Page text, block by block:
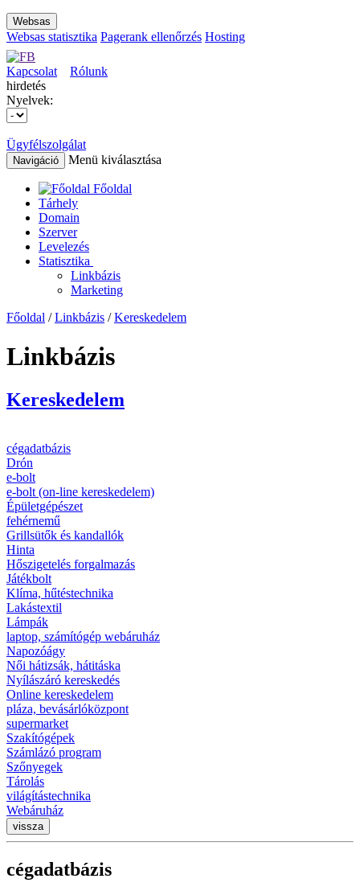
Websas
Websas statisztika Pagerank ellenőrzés Hosting
Kapcsolat
Rólunk
hirdetés
Nyelvek:
Ügyfélszolgálat
Navigáció Menü kiválasztása
Főoldal
Tárhely
Domain
Szerver
Levelezés
Statisztika
Linkbázis
Marketing
Főoldal /Linkbázis /Kereskedelem
Linkbázis
Kereskedelem
cégadatbázis
Drón
e-bolt
e-bolt (on-line kereskedelem)
Épületgépészet
fehérnemű
Grillsütők és kandallók
Hinta
Hőszigetelés forgalmazás
Játékbolt
Klíma, hűtéstechnika
Lakástextil
Lámpák
laptop, számítógép webáruház
Napozóágy
Női hátizsák, hátitáska
Nyílászáró kereskedés
Online kereskedelem
pláza, bevásárlóközpont
supermarket
Szakítógépek
Számlázó program
Szőnyegek
Tárolás
világítástechnika
Webáruház
vissza
cégadatbázis